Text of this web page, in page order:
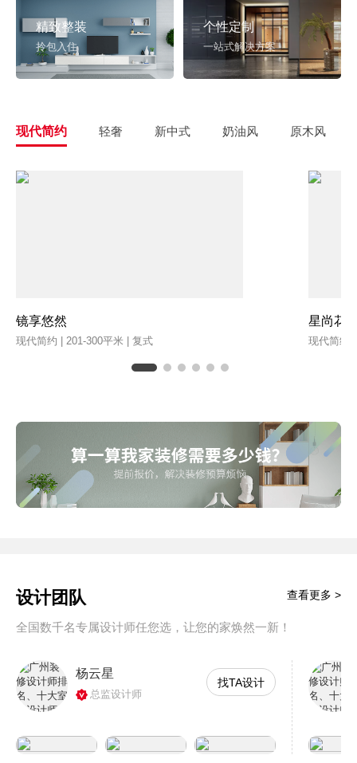
精致整装
拎包入住
个性定制
一站式解决方案
现代简约 轻奢 新中式 奶油风 原木风
镜享悠然
现代简约 | 201-300平米 | 复式
星尚花
现代简约
设计团队
全国数千名专属设计师任您选，让您的家焕然一新！
查看更多 >
杨云星
总监设计师
找TA设计